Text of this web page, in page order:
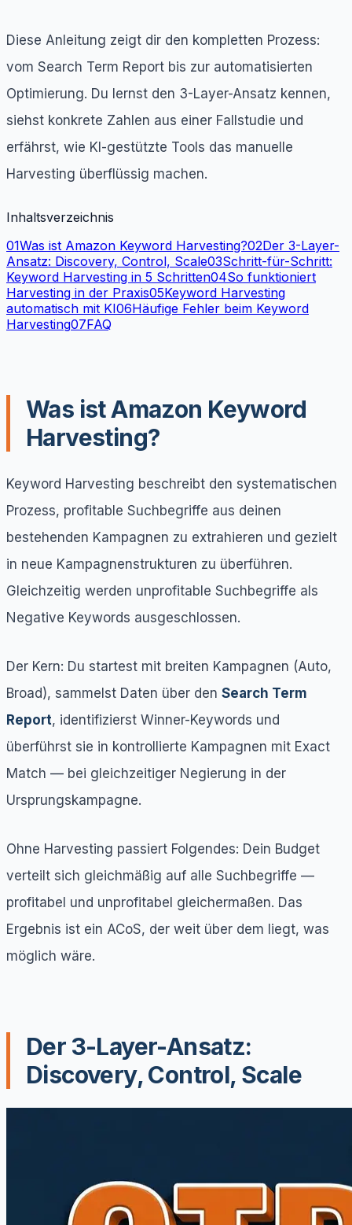
Diese Anleitung zeigt dir den kompletten Prozess:
vom Search Term Report bis zur automatisierten
Optimierung. Du lernst den 3-Layer-Ansatz kennen,
siehst konkrete Zahlen aus einer Fallstudie und
erfährst, wie KI-gestützte Tools das manuelle
Harvesting überflüssig machen.
Inhaltsverzeichnis
01Was ist Amazon Keyword Harvesting?02Der 3-Layer-
Ansatz: Discovery, Control, Scale03Schritt-für-Schritt:
Keyword Harvesting in 5 Schritten04So funktioniert
Harvesting in der Praxis05Keyword Harvesting
automatisch mit KI06Häufige Fehler beim Keyword
Harvesting07FAQ
Was ist Amazon Keyword
Harvesting?
Keyword Harvesting beschreibt den systematischen
Prozess, profitable Suchbegriffe aus deinen
bestehenden Kampagnen zu extrahieren und gezielt
in neue Kampagnenstrukturen zu überführen.
Gleichzeitig werden unprofitable Suchbegriffe als
Negative Keywords ausgeschlossen.
Der Kern: Du startest mit breiten Kampagnen (Auto,
Broad), sammelst Daten über den Search Term
Report, identifizierst Winner-Keywords und
überführst sie in kontrollierte Kampagnen mit Exact
Match — bei gleichzeitiger Negierung in der
Ursprungskampagne.
Ohne Harvesting passiert Folgendes: Dein Budget
verteilt sich gleichmäßig auf alle Suchbegriffe —
profitabel und unprofitabel gleichermaßen. Das
Ergebnis ist ein ACoS, der weit über dem liegt, was
möglich wäre.
Der 3-Layer-Ansatz:
Discovery, Control, Scale